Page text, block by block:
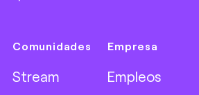
Comunidades
Stream
Empresa
Empleos